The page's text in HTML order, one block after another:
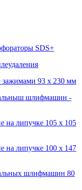
SDS+
зажимами 93 х 230 мм
шлифмашин -
на липучке 105 х 105
на липучке 100 х 147
шлифмашин 80